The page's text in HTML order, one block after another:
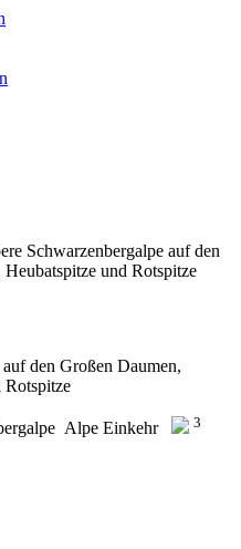
den Großen Daumen,
Rotspitze
Alpe Einkehr 3